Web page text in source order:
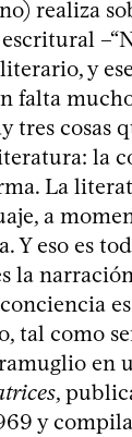
realiza
y
falta
tres cosas
la
La
a
Y eso es
la
tal como
en
,
y